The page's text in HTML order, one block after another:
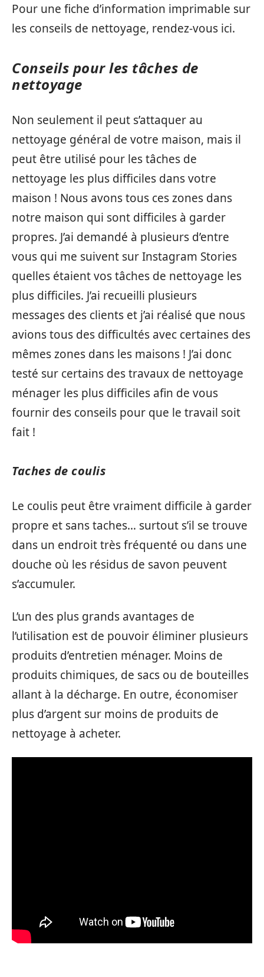
Pour une fiche d’information imprimable sur
les conseils de nettoyage, rendez-vous ici.
Conseils pour les tâches de
nettoyage
Non seulement il peut s’attaquer au
nettoyage général de votre maison, mais il
peut être utilisé pour les tâches de
nettoyage les plus difficiles dans votre
maison ! Nous avons tous ces zones dans
notre maison qui sont difficiles à garder
propres. J’ai demandé à plusieurs d’entre
vous qui me suivent sur Instagram Stories
quelles étaient vos tâches de nettoyage les
plus difficiles. J’ai recueilli plusieurs
messages des clients et j’ai réalisé que nous
avions tous des difficultés avec certaines des
mêmes zones dans les maisons ! J’ai donc
testé sur certains des travaux de nettoyage
ménager les plus difficiles afin de vous
fournir des conseils pour que le travail soit
fait !
Taches de coulis
Le coulis peut être vraiment difficile à garder
propre et sans taches… surtout s’il se trouve
dans un endroit très fréquenté ou dans une
douche où les résidus de savon peuvent
s’accumuler.
L’un des plus grands avantages de
l’utilisation est de pouvoir éliminer plusieurs
produits d’entretien ménager. Moins de
produits chimiques, de sacs ou de bouteilles
allant à la décharge. En outre, économiser
plus d’argent sur moins de produits de
nettoyage à acheter.